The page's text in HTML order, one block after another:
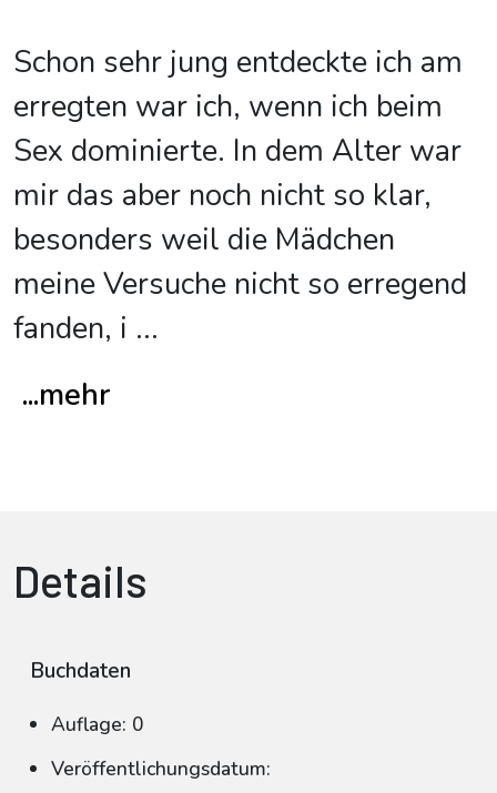
Schon sehr jung entdeckte ich am
erregten war ich, wenn ich beim
Sex dominierte. In dem Alter war
mir das aber noch nicht so klar,
besonders weil die Mädchen
meine Versuche nicht so erregend
fanden, i ...
...mehr
Details
Buchdaten
Auflage: 0
Veröffentlichungsdatum: